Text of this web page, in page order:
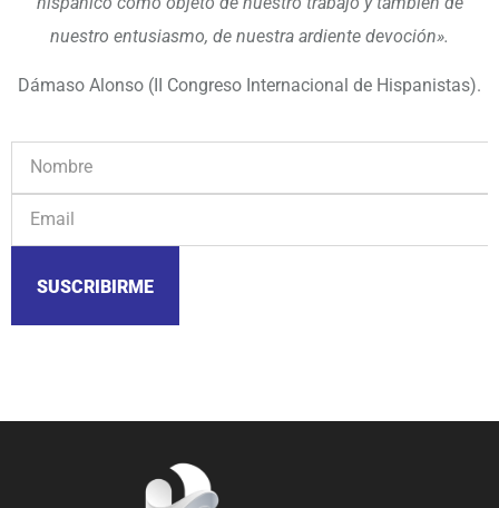
nuestro entusiasmo, de nuestra ardiente devoción».
Dámaso Alonso (II Congreso Internacional de Hispanistas).
SUSCRIBIRME